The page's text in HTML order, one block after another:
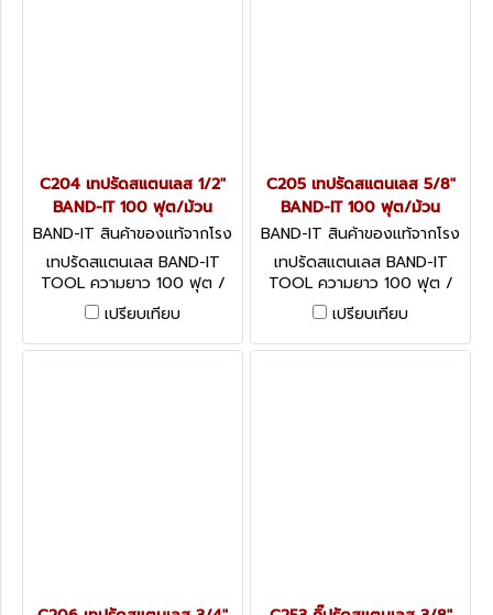
C204 เทปรัดสแตนเลส 1/2"
BAND-IT 100 ฟุต/ม้วน
BAND-IT สินค้าของแท้จากโรง
งานผู้ผลิต C204
เทปรัดสแตนเลส BAND-IT
TOOL ความยาว 100 ฟุต /
ม้วน
เปรียบเทียบ
C205 เทปรัดสแตนเลส 5/8"
BAND-IT 100 ฟุต/ม้วน
BAND-IT สินค้าของแท้จากโรง
งานผู้ผลิต C205
เทปรัดสแตนเลส BAND-IT
TOOL ความยาว 100 ฟุต /
ม้วน
เปรียบเทียบ